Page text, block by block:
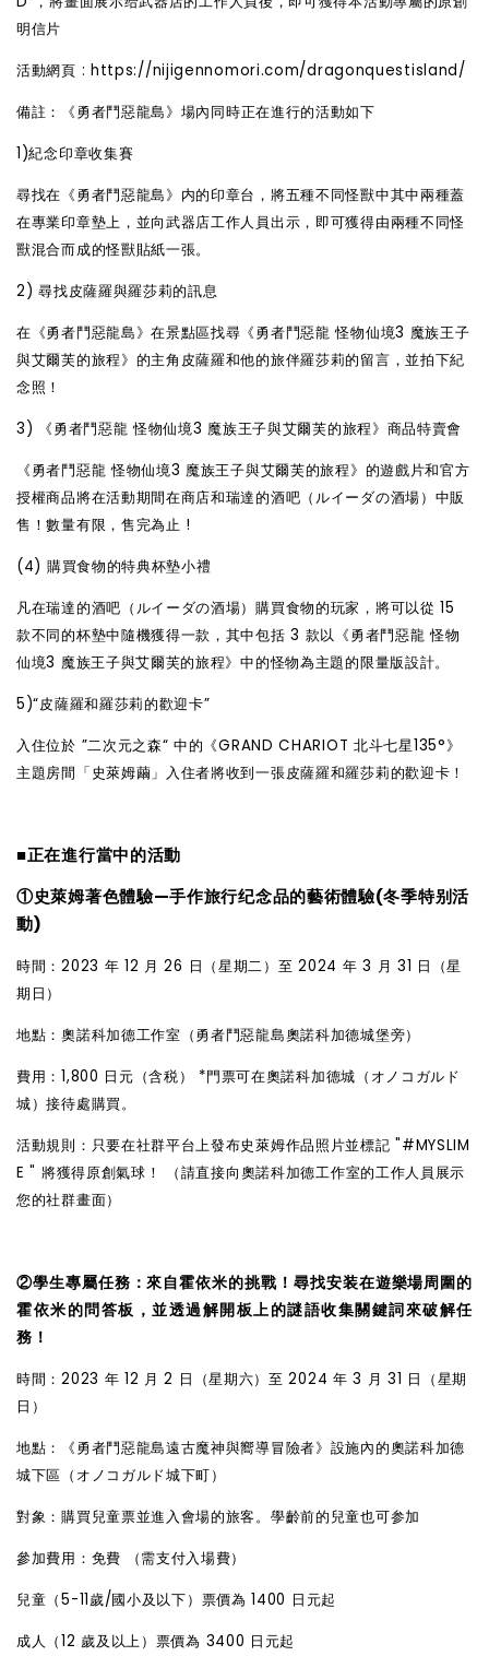
明信片
活動網頁 : https://nijigennomori.com/dragonquestisland/
備註：《勇者鬥惡龍島》場內同時正在進行的活動如下
1)紀念印章收集賽
尋找在《勇者鬥惡龍島》内的印章台，將五種不同怪獸中其中兩種蓋
在專業印章墊上，並向武器店工作人員出示，即可獲得由兩種不同怪
獸混合而成的怪獸貼紙一張。
2) 尋找皮薩羅與羅莎莉的訊息
在《勇者鬥惡龍島》在景點區找尋《勇者鬥惡龍 怪物仙境3 魔族王子
與艾爾芙的旅程》的主角皮薩羅和他的旅伴羅莎莉的留言，並拍下紀
念照！
3) 《勇者鬥惡龍 怪物仙境3 魔族王子與艾爾芙的旅程》商品特賣會
《勇者鬥惡龍 怪物仙境3 魔族王子與艾爾芙的旅程》的遊戲片和官方
授權商品將在活動期間在商店和瑞達的酒吧（ルイーダの酒場）中販
售！數量有限，售完為止 !
(4) 購買食物的特典杯墊小禮
凡在瑞達的酒吧（ルイーダの酒場）購買食物的玩家，將可以從 15
款不同的杯墊中隨機獲得一款，其中包括 3 款以《勇者鬥惡龍 怪物
仙境3 魔族王子與艾爾芙的旅程》中的怪物為主題的限量版設計。
5)“皮薩羅和羅莎莉的歡迎卡”
入住位於 ”二次元之森“ 中的《GRAND CHARIOT 北斗七星135°》
主題房間「史萊姆繭」入住者將收到一張皮薩羅和羅莎莉的歡迎卡！
■正在進行當中的活動
①史萊姆著色體驗—手作旅行纪念品的藝術體驗(冬季特别活
動)
時間：2023 年 12 月 26 日（星期二）至 2024 年 3 月 31 日（星
期日）
地點：奧諾科加德工作室（勇者鬥惡龍島奧諾科加德城堡旁）
費用：1,800 日元（含税） *門票可在奧諾科加德城（オノコガルド
城）接待處購買。
活動規則：只要在社群平台上發布史萊姆作品照片並標記 "#MYSLIM
E " 將獲得原創氣球！ （請直接向奧諾科加德工作室的工作人員展示
您的社群畫面）
②學生專屬任務：來自霍依米的挑戰！尋找安装在遊樂場周圍的
霍依米的問答板，並透過解開板上的謎語收集關鍵詞來破解任
務！
時間：2023 年 12 月 2 日（星期六）至 2024 年 3 月 31 日（星期
日）
地點：《勇者鬥惡龍島遠古魔神與嚮導冒險者》設施內的奧諾科加德
城下區（オノコガルド城下町）
對象：購買兒童票並進入會場的旅客。學齡前的兒童也可参加
參加費用：免費 （需支付入場費）
兒童（5-11歲/國小及以下）票價為 1400 日元起
成人（12歲及以上）票價為 3400 日元起